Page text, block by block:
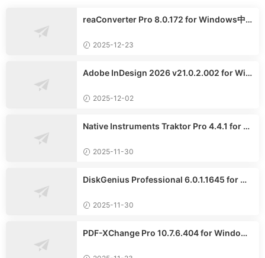
reaConverter Pro 8.0.172 for Windows中
2025-12-23
Adobe InDesign 2026 v21.0.2.002 for Win
2025-12-02
Native Instruments Traktor Pro 4.4.1 for W
2025-11-30
DiskGenius Professional 6.0.1.1645 for Wi
2025-11-30
PDF-XChange Pro 10.7.6.404 for Windows